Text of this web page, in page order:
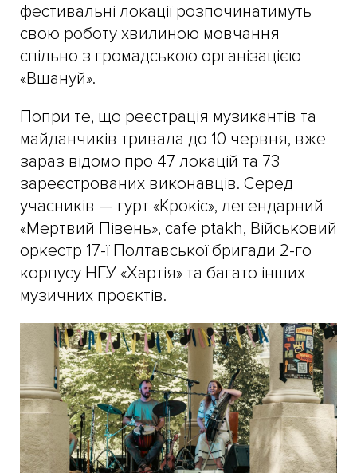
фестивальні локації розпочинатимуть
свою роботу хвилиною мовчання
спільно з громадською організацією
«Вшануй».
Попри те, що реєстрація музикантів та
майданчиків тривала до 10 червня, вже
зараз відомо про 47 локацій та 73
зареєстрованих виконавців. Серед
учасників — гурт «Крокіс», легендарний
«Мертвий Півень», cafe ptakh, Військовий
оркестр 17-ї Полтавської бригади 2-го
корпусу НГУ «Хартія» та багато інших
музичних проєктів.